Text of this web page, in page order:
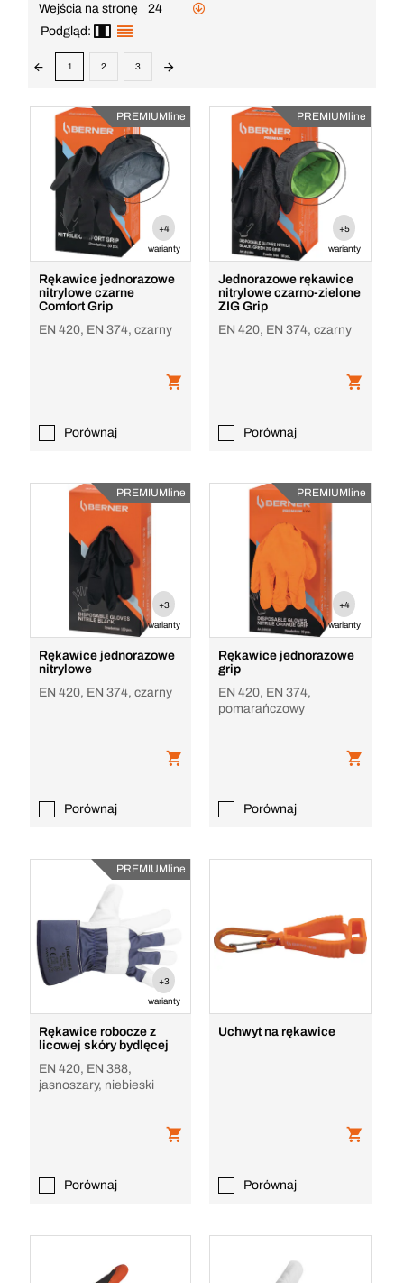
Wejścia na stronę
24
Podgląd:
1 2 3
PREMIUMline
+4
warianty
Rękawice jednorazowe
nitrylowe czarne
Comfort Grip
EN 420, EN 374, czarny
Porównaj
PREMIUMline
+5
warianty
Jednorazowe rękawice
nitrylowe czarno-zielone
ZIG Grip
EN 420, EN 374, czarny
Porównaj
PREMIUMline
+3
warianty
Rękawice jednorazowe
nitrylowe
EN 420, EN 374, czarny
Porównaj
PREMIUMline
+4
warianty
Rękawice jednorazowe
grip
EN 420, EN 374,
pomarańczowy
Porównaj
PREMIUMline
+3
warianty
Rękawice robocze z
licowej skóry bydlęcej
EN 420, EN 388,
jasnoszary, niebieski
Porównaj
Uchwyt na rękawice
Porównaj